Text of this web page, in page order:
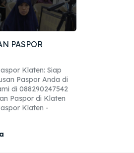
PASPOR
Klaten: Siap
Paspor Anda di
di 088290247542
Paspor di Klaten
Klaten -